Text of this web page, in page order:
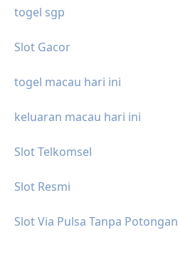
togel sgp
Slot Gacor
togel macau hari ini
keluaran macau hari ini
Slot Telkomsel
Slot Resmi
Slot Via Pulsa Tanpa Potongan